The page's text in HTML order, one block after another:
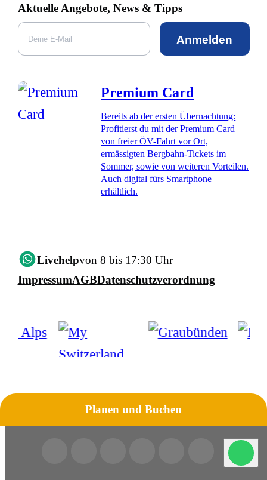
Aktuelle Angebote, News & Tipps
Anmelden
Premium Card
Bereits ab der ersten Übernachtung:
Profitierst du mit der Premium Card
von freier ÖV-Fahrt vor Ort,
ermässigten Bergbahn-Tickets im
Sommer, sowie von weiteren Vorteilen.
Auch digital fürs Smartphone
erhältlich.
Livehelpvon 8 bis 17:30 Uhr
ImpressumAGBDatenschutzverordnung
Planen und Buchen